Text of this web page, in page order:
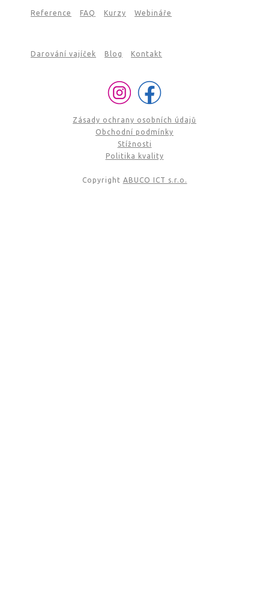
Reference FAQ Kurzy Webináře
Darování vajíček Blog Kontakt
Zásady ochrany osobních údajů
Obchodní podmínky
Stížnosti
Politika kvality
Copyright ABUCO ICT s.r.o.